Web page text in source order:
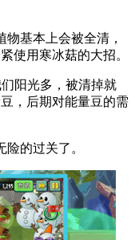
基本上会被全清，
使用寒冰菇的大招。
阳光多，被清掉就
，后期对能量豆的需
的过关了。